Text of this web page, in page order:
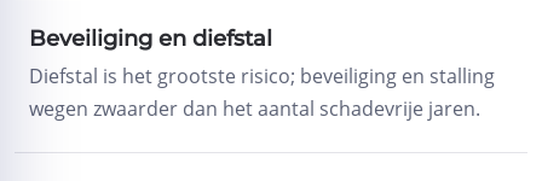
Beveiliging en diefstal
Diefstal is het grootste risico; beveiliging en stalling
wegen zwaarder dan het aantal schadevrije jaren.